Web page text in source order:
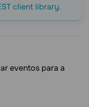
client library.
eventos para a